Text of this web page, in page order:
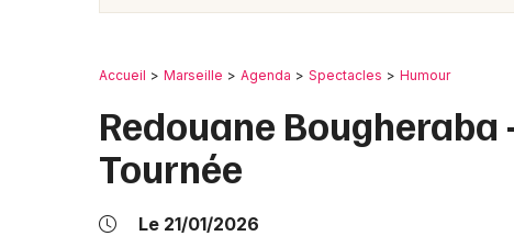
Accueil Marseille Agenda Spectacles Humour
Redouane
Tournée
Le 21/01/2026